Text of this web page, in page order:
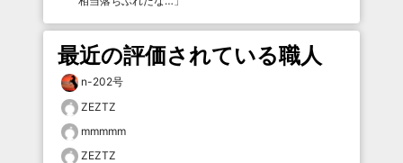
最近の評価されている職人
n-202号
ZEZTZ
mmmmm
ZEZTZ